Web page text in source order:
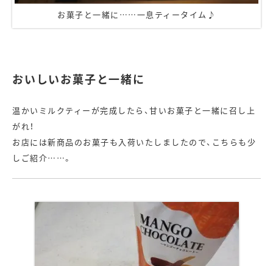
お菓子と一緒に……一息ティータイム♪
おいしいお菓子と一緒に
温かいミルクティーが完成したら、甘いお菓子と一緒に召し上
がれ！
お店には新商品のお菓子も入荷いたしましたので、こちらも少
しご紹介……。